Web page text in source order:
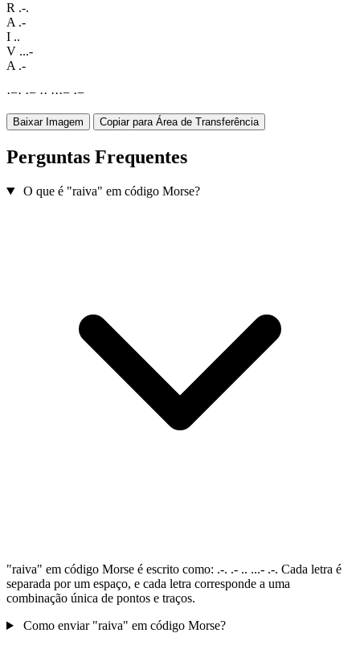
R .-.
A .-
I ..
V ...-
A .-
·−· ·− ·· ···− ·−
Baixar Imagem Copiar para Área de Transferência
Perguntas Frequentes
O que é "raiva" em código Morse?
"raiva" em código Morse é escrito como: .-. .- .. ...- .-. Cada letra é
separada por um espaço, e cada letra corresponde a uma
combinação única de pontos e traços.
Como enviar "raiva" em código Morse?